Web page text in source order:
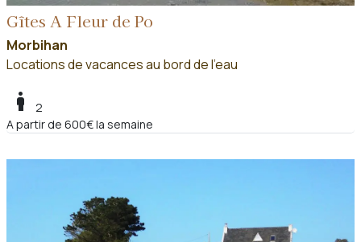
Gîtes A Fleur de Po
Morbihan
Locations de vacances au bord de l'eau
boy
2
A partir de 600€ la semaine